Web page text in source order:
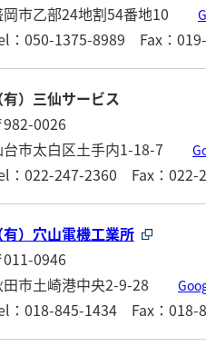
岡市乙部24地割54番地10
：050-1375-8989 Fax：
有）三仙サービス
982-0026
台市太白区土手内1-18-7
：022-247-2360 Fax：022-
有）穴山電機工業所
011-0946
田市土崎港中央2-9-28
：018-845-1434 Fax：018-